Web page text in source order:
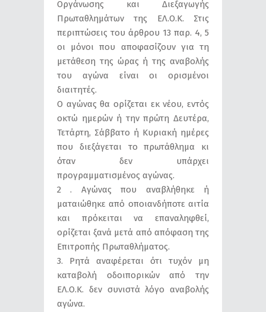
Οργάνωσης και Διεξαγωγής
Πρωταθλημάτων της ΕΛ.Ο.Κ. Στις
περιπτώσεις του άρθρου 13 παρ. 4, 5
οι μόνοι που αποφασίζουν για τη
μετάθεση της ώρας ή της αναβολής
του αγώνα είναι οι ορισμένοι
διαιτητές.
Ο αγώνας θα ορίζεται εκ νέου, εντός
οκτώ ημερών ή την πρώτη Δευτέρα,
Τετάρτη, Σάββατο ή Κυριακή ημέρες
που διεξάγεται το πρωτάθλημα κι
όταν δεν υπάρχει
προγραμματισμένος αγώνας.
2 . Αγώνας που αναβλήθηκε ή
ματαιώθηκε από οποιανδήποτε αιτία
και πρόκειται να επαναληφθεί,
ορίζεται ξανά μετά από απόφαση της
Επιτροπής Πρωταθλήματος.
3. Ρητά αναφέρεται ότι τυχόν μη
καταβολή οδοιπορικών από την
ΕΛ.Ο.Κ. δεν συνιστά λόγο αναβολής
αγώνα.